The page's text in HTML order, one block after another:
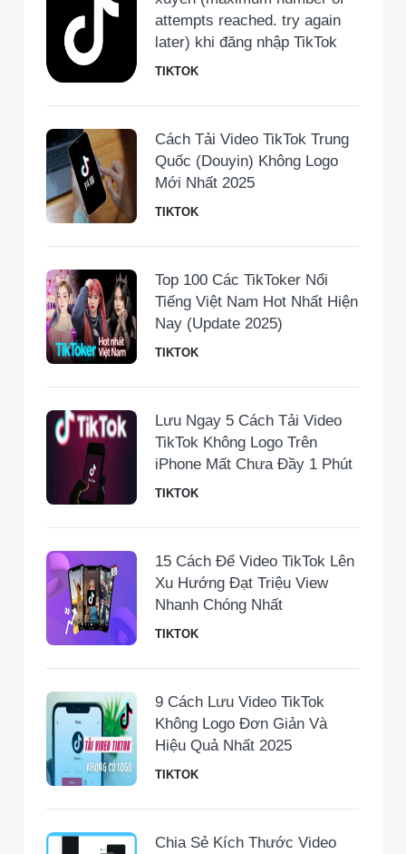
attempts reached. try again
later) khi đăng nhập TikTok
TIKTOK
Cách Tải Video TikTok Trung
Quốc (Douyin) Không Logo
Mới Nhất 2025
TIKTOK
Top 100 Các TikToker Nổi
Tiếng Việt Nam Hot Nhất Hiện
Nay (Update 2025)
TIKTOK
Lưu Ngay 5 Cách Tải Video
TikTok Không Logo Trên
iPhone Mất Chưa Đầy 1 Phút
TIKTOK
15 Cách Để Video TikTok Lên
Xu Hướng Đạt Triệu View
Nhanh Chóng Nhất
TIKTOK
9 Cách Lưu Video TikTok
Không Logo Đơn Giản Và
Hiệu Quả Nhất 2025
TIKTOK
Chia Sẻ Kích Thước Video